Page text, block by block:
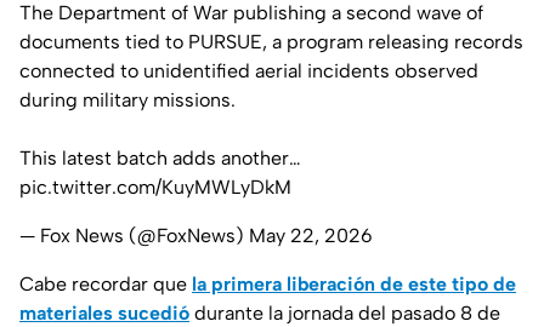
The Department of War publishing a second wave of
documents tied to PURSUE, a program releasing records
connected to unidentified aerial incidents observed
during military missions.
This latest batch adds another…
pic.twitter.com/KuyMWLyDkM
— Fox News (@FoxNews) May 22, 2026
Cabe recordar que la primera liberación de este tipo de
materiales sucedió durante la jornada del pasado 8 de